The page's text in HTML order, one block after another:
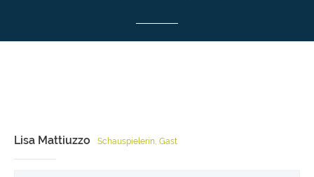
Lisa Mattiuzzo Schauspielerin, Gast